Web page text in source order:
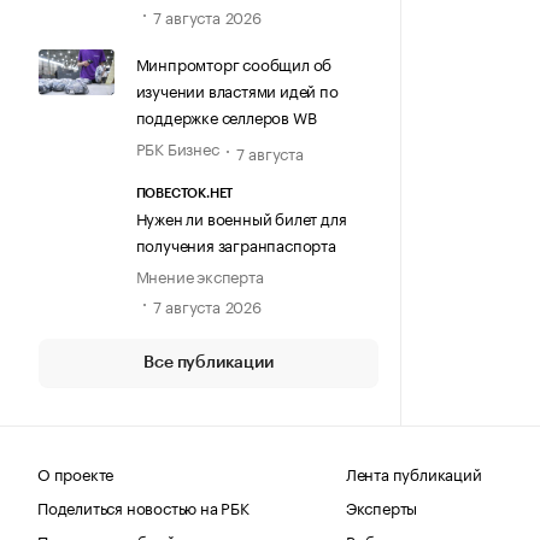
7 августа 2026
Минпромторг сообщил об
изучении властями идей по
поддержке селлеров WB
РБК Бизнес
7 августа
ПОВЕСТОК.НЕТ
Нужен ли военный билет для
получения загранпаспорта
Мнение эксперта
7 августа 2026
Все публикации
О проекте
Поделиться новостью на РБК
Лента публикаций
Эксперты